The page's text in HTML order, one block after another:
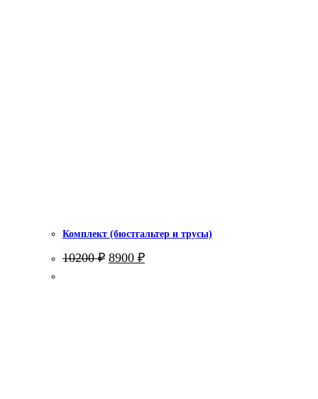
Комплект (бюстгальтер и трусы)
10200₽ Первоначальная
цена
8900 ₽Текущая
цена: